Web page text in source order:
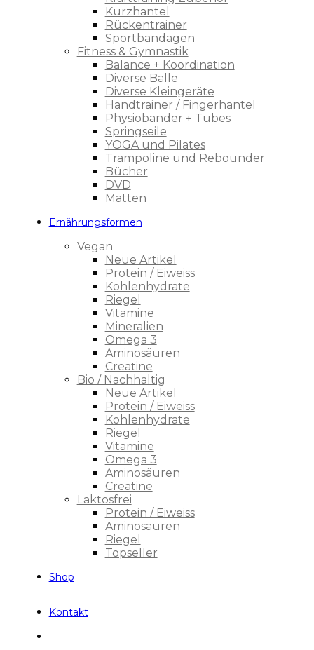
Kurzhantel
Rückentrainer
Sportbandagen
Fitness & Gymnastik
Balance + Koordination
Diverse Bälle
Diverse Kleingeräte
Handtrainer / Fingerhantel
Physiobänder + Tubes
Springseile
YOGA und Pilates
Trampoline und Rebounder
Bücher
DVD
Matten
Ernährungsformen
Vegan
Neue Artikel
Protein / Eiweiss
Kohlenhydrate
Riegel
Vitamine
Mineralien
Omega 3
Aminosäuren
Creatine
Bio / Nachhaltig
Neue Artikel
Protein / Eiweiss
Kohlenhydrate
Riegel
Vitamine
Omega 3
Aminosäuren
Creatine
Laktosfrei
Protein / Eiweiss
Aminosäuren
Riegel
Topseller
Shop
Kontakt